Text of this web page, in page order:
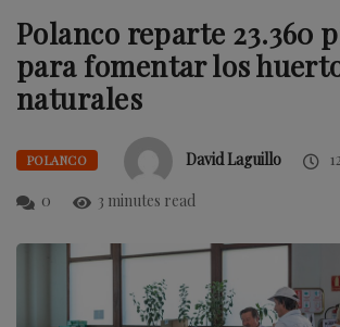
Polanco reparte 23.360
para fomentar los
naturales
POLANCO David Laguillo
0
3 minutes read